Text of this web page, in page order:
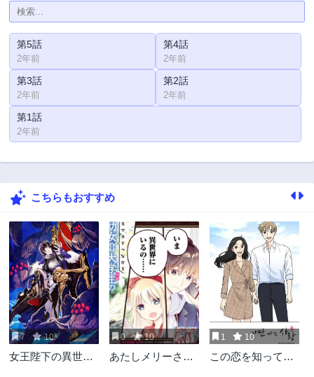
第5話
2年前
第4話
2年前
第3話
2年前
第2話
2年前
第1話
2年前
こちらもおすすめ
7 10
女王陛下の異世界
0 10
あたしメリーさ
1 10
この恋を知ってい